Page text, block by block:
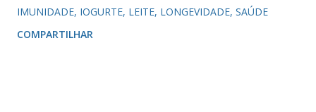
IMUNIDADE IOGURTE LEITE LONGEVIDADE SAÚDE
COMPARTILHAR